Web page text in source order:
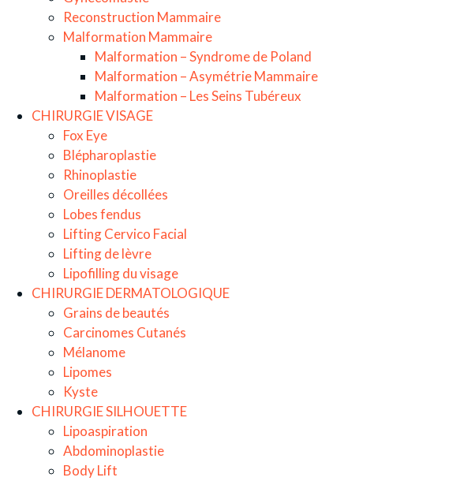
Reconstruction Mammaire
Malformation Mammaire
Malformation – Syndrome de Poland
Malformation – Asymétrie Mammaire
Malformation – Les Seins Tubéreux
CHIRURGIE VISAGE
Fox Eye
Blépharoplastie
Rhinoplastie
Oreilles décollées
Lobes fendus
Lifting Cervico Facial
Lifting de lèvre
Lipofilling du visage
CHIRURGIE DERMATOLOGIQUE
Grains de beautés
Carcinomes Cutanés
Mélanome
Lipomes
Kyste
CHIRURGIE SILHOUETTE
Lipoaspiration
Abdominoplastie
Body Lift